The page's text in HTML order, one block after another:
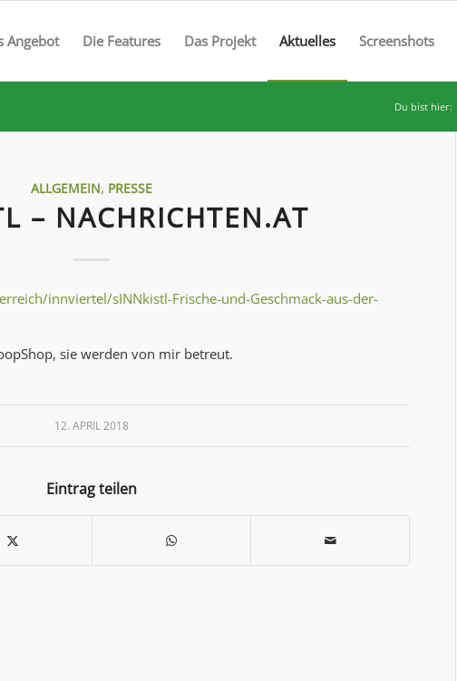
Angebot Die Features Das Projekt Aktuelles Screenshots
Du bist hier:
ALLGEMEIN, PRESSE
– NACHRICHTEN.AT
innviertel/sINNkistl-Frische-und-Geschmack-aus-der-
sie werden von mir betreut.
12. APRIL 2018
Eintrag teilen